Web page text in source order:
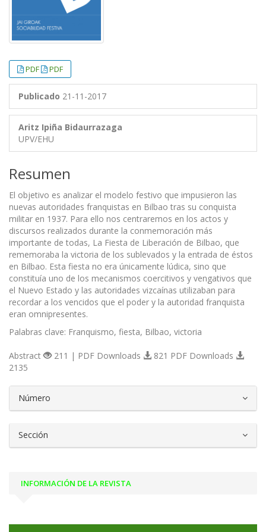
PDF PDF
Publicado 21-11-2017
Aritz Ipiña Bidaurrazaga
UPV/EHU
Resumen
El objetivo es analizar el modelo festivo que impusieron las
nuevas autoridades franquistas en Bilbao tras su conquista
militar en 1937. Para ello nos centraremos en los actos y
discursos realizados durante la conmemoración más
importante de todas, La Fiesta de Liberación de Bilbao, que
rememoraba la victoria de los sublevados y la entrada de éstos
en Bilbao. Esta fiesta no era únicamente lúdica, sino que
constituía uno de los mecanismos coercitivos y vengativos que
el Nuevo Estado y las autoridades vizcaínas utilizaban para
recordar a los vencidos que el poder y la autoridad franquista
eran omnipresentes.
Palabras clave: Franquismo, fiesta, Bilbao, victoria
Abstract 211 | PDF Downloads
821 PDF Downloads
2135
Número
Sección
INFORMACIÓN DE LA REVISTA